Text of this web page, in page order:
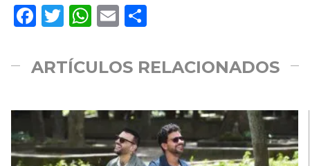
Facebook
Twitter
WhatsApp
Email
ARTÍCULOS RELACIONADOS